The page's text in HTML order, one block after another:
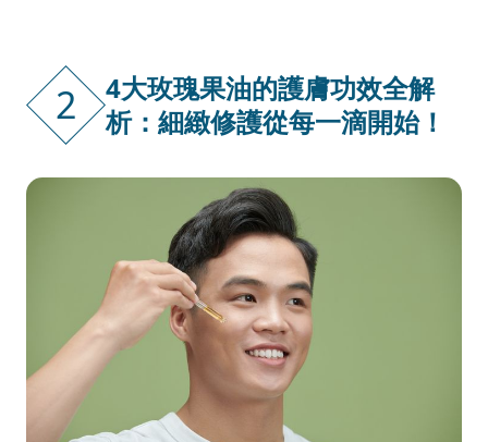
2
4大玫瑰果油的護膚功效全解
析：細緻修護從每一滴開始！